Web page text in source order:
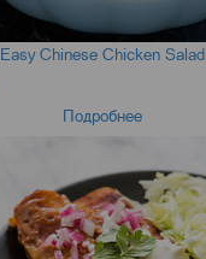
Easy Chinese Chicken Salad
Подробнее